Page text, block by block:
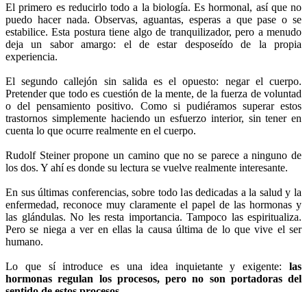
El primero es reducirlo todo a la biología. Es hormonal, así que no
puedo hacer nada. Observas, aguantas, esperas a que pase o se
estabilice. Esta postura tiene algo de tranquilizador, pero a menudo
deja un sabor amargo: el de estar desposeído de la propia
experiencia.
El segundo callejón sin salida es el opuesto: negar el cuerpo.
Pretender que todo es cuestión de la mente, de la fuerza de voluntad
o del pensamiento positivo. Como si pudiéramos superar estos
trastornos simplemente haciendo un esfuerzo interior, sin tener en
cuenta lo que ocurre realmente en el cuerpo.
Rudolf Steiner propone un camino que no se parece a ninguno de
los dos. Y ahí es donde su lectura se vuelve realmente interesante.
En sus últimas conferencias, sobre todo las dedicadas a la salud y la
enfermedad, reconoce muy claramente el papel de las hormonas y
las glándulas. No les resta importancia. Tampoco las espiritualiza.
Pero se niega a ver en ellas la causa última de lo que vive el ser
humano.
Lo que sí introduce es una idea inquietante y exigente: las
hormonas regulan los procesos, pero no son portadoras del